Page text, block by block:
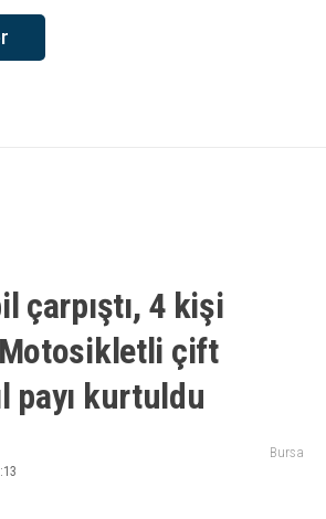
çarpıştı, 4 kişi
çift
payı kurtuldu
Bursa